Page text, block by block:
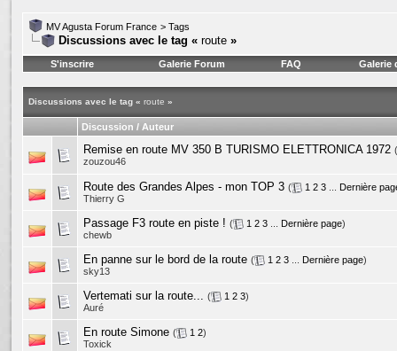
MV Agusta Forum France > Tags
Discussions avec le tag « route »
S'inscrire Galerie Forum FAQ Galerie
Discussions avec le tag « route »
Discussion / Auteur
Remise en route MV 350 B TURISMO ELETTRONICA 1972 (
zouzou46
Route des Grandes Alpes - mon TOP 3 ( 1 2 3
Dernière
Thierry G
Passage F3 route en piste ! ( 1 2 3 Dernière page)
chewb
En panne sur le bord de la route ( 1 2 3 Dernière page)
sky13
Vertemati sur la route... ( 1 2 3)
Auré
En route Simone ( 1 2)
Toxick